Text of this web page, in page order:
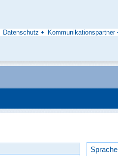
Datenschutz Kommunikationspartner
Sprache